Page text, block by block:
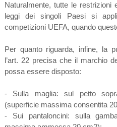
Naturalmente, tutte le restrizioni
leggi dei singoli Paesi si
competizioni UEFA, quando
Per quanto riguarda, infine, la
l’art. 22 precisa che il marchio
possa essere disposto:
- Sulla maglia: sul petto
(superficie massima consentita
- Sui pantaloncini: sulla